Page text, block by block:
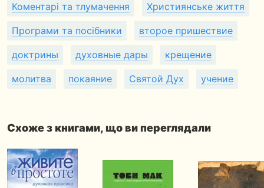
Коментарі та тлумачення Християнське життя
Програми та посібники второе пришествие
доктрины духовные дары крещение
молитва покаяние Святой Дух учение
Схоже з книгами, що ви переглядали